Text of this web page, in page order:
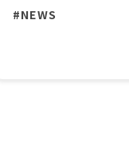
#NEWS